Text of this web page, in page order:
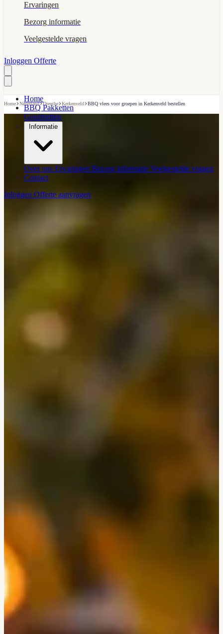
Ervaringen
Bezorg informatie
Veelgestelde vragen
Inloggen Offerte
Home
BBQ Pakketten
Gourmetten
Informatie
Over ons Ervaringen Bezorg informatie Veelgestelde vragen
Contact
Inloggen Offerte aanvragen
Home›Nederland›Drenthe›Kerkenveld›BBQ vlees voor groepen in Kerkenveld bestellen